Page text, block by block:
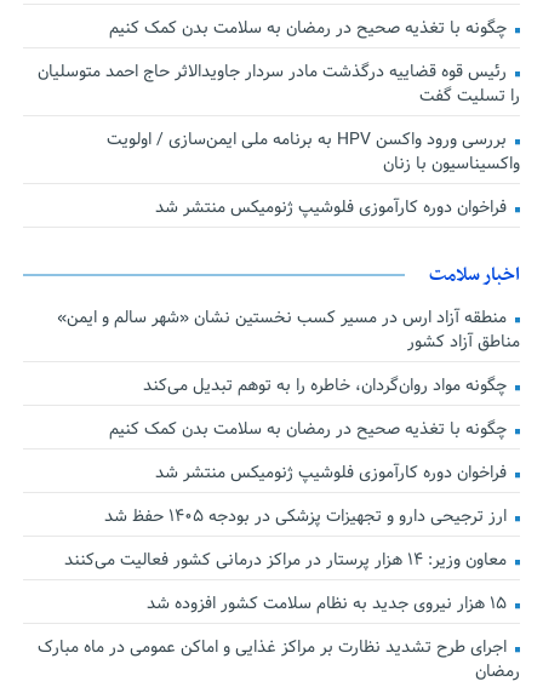
چگونه با تغذیه صحیح در رمضان به سلامت بدن کمک کنیم
رئیس قوه قضاییه درگذشت مادر سردار جاویدالاثر حاج احمد متوسلیان
را تسلیت گفت
بررسی ورود واکسن HPV به برنامه ملی ایمن‌سازی / اولویت
واکسیناسیون با زنان
فراخوان دوره کارآموزی فلوشیپ ژنومیکس منتشر شد
اخبار سلامت
منطقه آزاد ارس در مسیر کسب نخستین نشان «شهر سالم و ایمن»
مناطق آزاد کشور
چگونه مواد روان‌گردان، خاطره را به توهم تبدیل می‌کند
چگونه با تغذیه صحیح در رمضان به سلامت بدن کمک کنیم
فراخوان دوره کارآموزی فلوشیپ ژنومیکس منتشر شد
ارز ترجیحی دارو و تجهیزات پزشکی در بودجه ۱۴۰۵ حفظ شد
معاون وزیر: ۱۴ هزار پرستار در مراکز درمانی کشور فعالیت می‌کنند
۱۵ هزار نیروی جدید به نظام سلامت کشور افزوده شد
اجرای طرح تشدید نظارت بر مراکز غذایی و اماکن عمومی در ماه مبارک
رمضان